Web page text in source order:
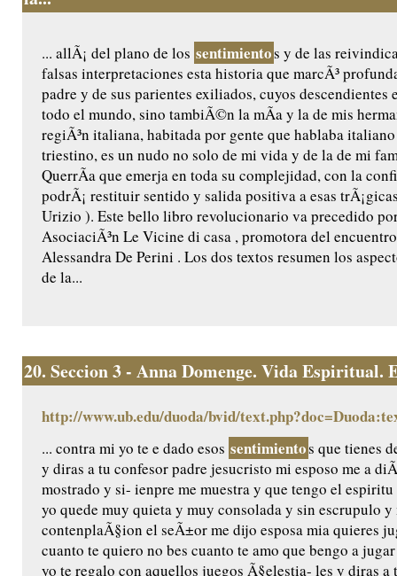
... allÃ¡ del plano de los sentimientos y de las
falsas interpretaciones esta historia que marcÃ³
padre y de sus parientes exiliados, cuyos descendientes
todo el mundo, sino tambiÃ©n la mÃ­a y la de mis
regiÃ³n italiana, habitada por gente que hablaba
triestino, es un nudo no solo de mi vida y de la de mi
QuerrÃ­a que emerja en toda su complejidad, con la
podrÃ¡ restituir sentido y salida positiva a esas
Urizio ). Este bello libro revolucionario va precedido
AsociaciÃ³n Le Vicine di casa , promotora del
Alessandra De Perini . Los dos textos resumen los
de la...
20. Seccion 3 - Anna Domenge. Vida Espiritual.
http://www.ub.edu/duoda/bvid/
... contra mi yo te e dado esos sentimientos que tienes
y diras a tu confesor padre jesucristo mi esposo me a
mostrado y si- ienpre me muestra y que tengo el
yo quede muy quieta y muy consolada y sin escrupulo y
contenplaÃ§ion el seÃ±or me dijo esposa mia quieres
cuanto te quiero no bes cuanto te amo que bengo a
yo te regalo con aquellos juegos Ã§elestia- les y diras